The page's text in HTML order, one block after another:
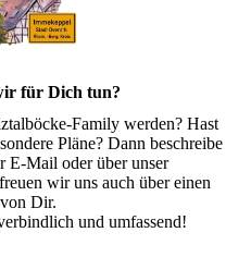
für Dich tun?
Family werden? Hast
Pläne? Dann beschreibe
E-Mail oder über unser
wir uns auch über einen
Dir.
und umfassend!